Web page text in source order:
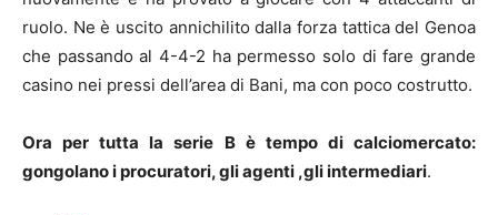
ruolo. Ne è uscito annichilito dalla forza tattica del Genoa
che passando al 4-4-2 ha permesso solo di fare grande
casino nei pressi dell’area di Bani, ma con poco costrutto.
Ora per tutta la serie B è tempo di calciomercato:
gongolano i procuratori, gli agenti ,gli intermediari.